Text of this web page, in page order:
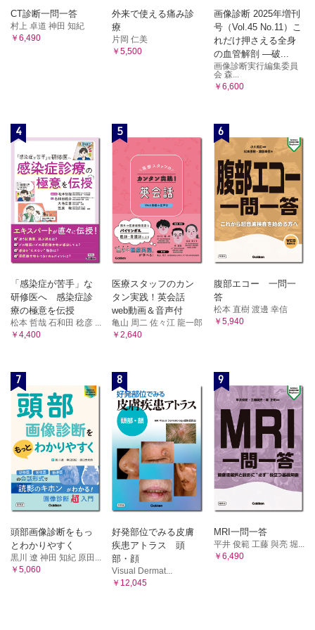
CT診断一問一答
村上 卓道 神田 知紀
￥6,490
外来で使える痛み診
療
片岡 仁美
￥5,500
画像診断 2025年増刊
号（Vol.45 No.11）こ
れだけ押さえる全身
の血管解剖 ―破...
画像診断実行編集委員
会 森...
￥6,600
4
「感染症が苦手」な
研修医へ 感染症診
療の極意を伝授
松本 哲哉 石和田 稔彦 ...
￥4,400
5
医療スタッフのカン
タン実践！英会話
web動画＆音声付
亀山 周二 佐々江 龍一郎
￥2,640
6
腹部エコー 一問一
答
松本 直樹 渡邊 幸信
￥5,940
7
頭部画像診断をもっ
とわかりやすく
黒川 遼 神田 知紀 原田...
￥5,060
8
好発部位でみる皮膚
疾患アトラス 頭
部・顔
Visual Dermat...
￥12,045
9
MRI一問一答
平井 俊範 工藤 與亮 堀...
￥6,490